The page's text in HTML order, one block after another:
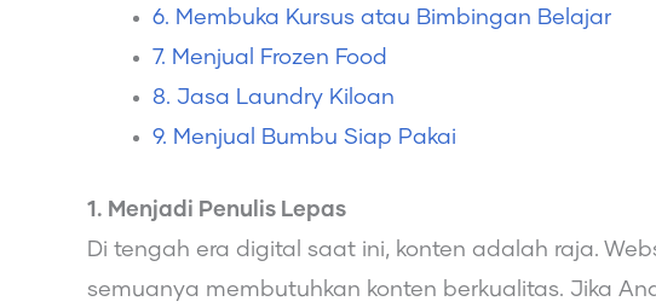
6. Membuka Kursus atau Bimbingan Belajar
7. Menjual Frozen Food
8. Jasa Laundry Kiloan
9. Menjual Bumbu Siap Pakai
1. Menjadi Penulis Lepas
Di tengah era digital saat ini, konten adalah raja.
semuanya membutuhkan konten berkualitas. Jika